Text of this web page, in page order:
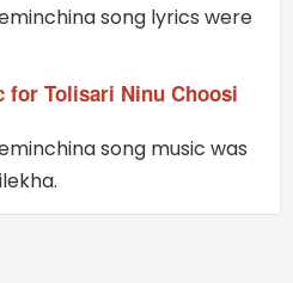
song lyrics were
for Tolisari Ninu Choosi
song music was